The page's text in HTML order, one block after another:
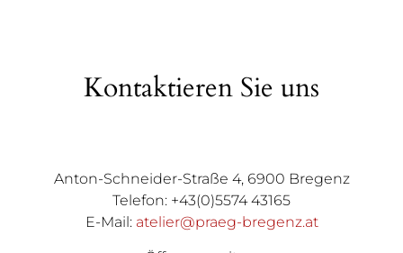
Kontaktieren Sie uns
Anton-Schneider-Straße 4, 6900 Bregenz
Telefon: +43(0)5574 43165
E-Mail: atelier@praeg-bregenz.at